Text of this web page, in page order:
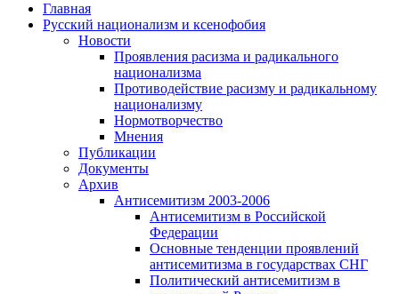
Главная
Русский национализм и ксенофобия
Новости
Проявления расизма и радикального
национализма
Противодействие расизму и радикальному
национализму
Нормотворчество
Мнения
Публикации
Документы
Архив
Антисемитизм 2003-2006
Антисемитизм в Российской
Федерации
Основные тенденции проявлений
антисемитизма в государствах СНГ
Политический антисемитизм в